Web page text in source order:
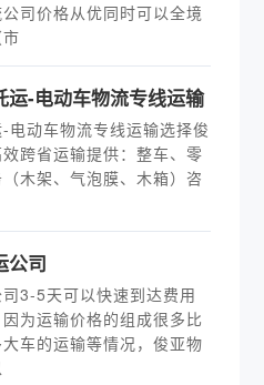
司价格从优同时可以全境
运-电动车物流专线运输
电动车物流专线运输选择俊
跨省运输提供：整车、零
木架、气泡膜、木箱）咨
公司
3-5天可以快速到达费用
为运输价格的组成很多比
车的运输等情况，俊亚物